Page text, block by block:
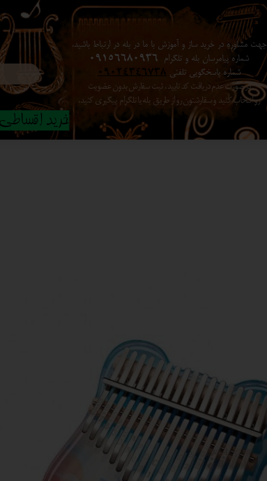
جهت مشاوره در خرید ساز و آموزش با ما در بله در ارتباط باشید،
شماره پیامرسان بله و تلگرام 09156680936
شماره پاسخگویی تلفنی 09024346738
در صورت عدم دریافت کد تایید ، ثبت سفارش بدون عضویت
رو انتخاب کنید ​​​​​​​ و سفارشتون رو از طریق بله یا تلگرام پیگیری کنید.
خرید اقساطی 4